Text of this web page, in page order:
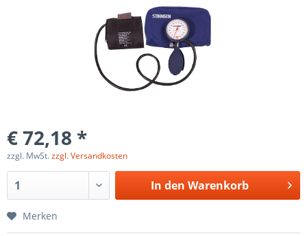
€ 72,18 *
zzgl. MwSt.zzgl. Versandkosten
In den Warenkorb
Merken